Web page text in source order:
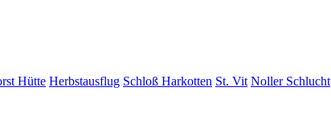
Hütte Herbstausflug Schloß Harkotten St. Vit Noller Schlucht